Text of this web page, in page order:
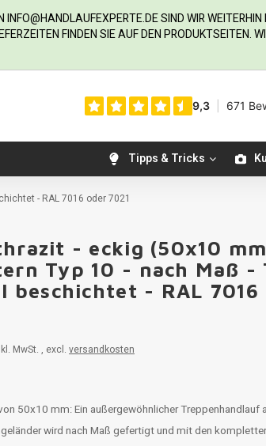
INFO@HANDLAUFEXPERTE.DESIND WIR
FINDEN SIE AUF DEN PRODUKTSEITEN.
Tipps & Tricks
- RAL 7016 oder 7021
- eckig (50x10
Typ 10 - nach Maß -
beschichtet - RAL 7016
MwSt. , excl. versandkosten
50x10 mm: Ein außergewöhnlicher
wird nach Maß gefertigt und mit den